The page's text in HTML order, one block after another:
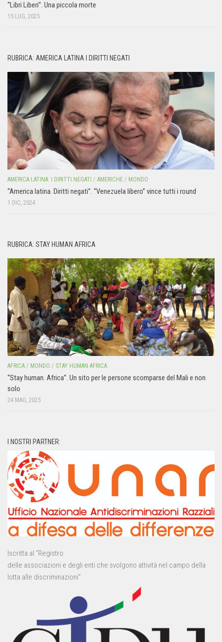
“Libri Liberi”. Una piccola morte
15 LUG, 2025
RUBRICA: AMERICA LATINA I DIRITTI NEGATI
AMERICA LATINA: I DIRITTI NEGATI / AMERICHE / MONDO
“America latina. Diritti negati”. “Venezuela libero” vince tutti i round
1 DIC, 2024
RUBRICA: STAY HUMAN AFRICA
AFRICA / MONDO / STAY HUMAN AFRICA
“Stay human. Africa”. Un sito per le persone scomparse del Mali e non
solo
24 MAG, 2025
I NOSTRI PARTNER:
Iscritta al “Registro
delle associazioni e degli enti che svolgono attività nel campo della
lotta alle discriminazioni”